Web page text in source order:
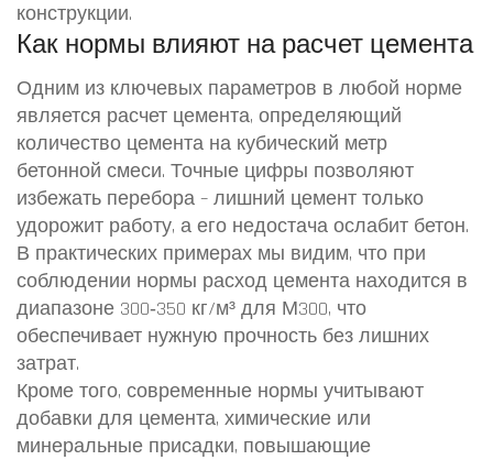
конструкции.
Как нормы влияют на расчет цемента
Одним из ключевых параметров в любой норме
является расчет цемента, определяющий
количество цемента на кубический метр
бетонной смеси. Точные цифры позволяют
избежать перебора – лишний цемент только
удорожит работу, а его недостача ослабит бетон.
В практических примерах мы видим, что при
соблюдении нормы расход цемента находится в
диапазоне 300‑350 кг/м³ для М300, что
обеспечивает нужную прочность без лишних
затрат.
Кроме того, современные нормы учитывают
добавки для цемента, химические или
минеральные присадки, повышающие